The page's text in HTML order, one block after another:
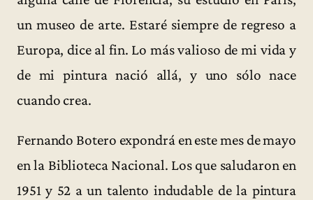
un museo de arte. Estaré siempre de regreso a
Europa, dice al fin. Lo más valioso de mi vida y
de mi pintura nació allá, y uno sólo nace
cuando crea.
Fernando Botero expondrá en este mes de mayo
en la Biblioteca Nacional. Los que saludaron en
1951 y 52 a un talento indudable de la pintura